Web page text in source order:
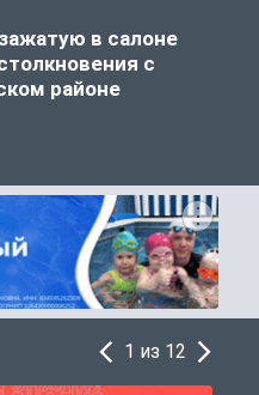
в салоне
с
районе
1 из 12